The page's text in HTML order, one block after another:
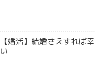
【婚活】結婚さえすれば
い